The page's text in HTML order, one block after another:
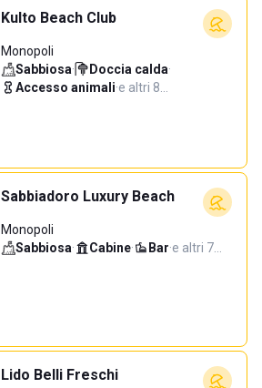
Kulto Beach Club
Monopoli
Sabbiosa· Doccia calda·
Accesso animali·e altri 8…
Sabbiadoro Luxury Beach
Monopoli
Sabbiosa· Cabine· Bar·e altri 7…
Lido Belli Freschi